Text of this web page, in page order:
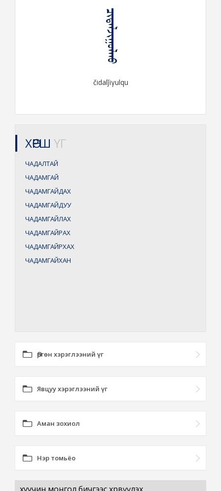
ᠴᠢᠳᠠᠯᠵᠢᠭᠤᠯᠬᠤ
čidalǰiγulqu
ХӨРШ ҮГ
ЧАДАЛТАЙ
ЧАДАМГАЙ
ЧАДАМГАЙДАХ
ЧАДАМГАЙДУУ
ЧАДАМГАЙЛАХ
ЧАДАМГАЙРАХ
ЧАДАМГАЙРХАХ
ЧАДАМГАЙХАН
Өргөн хэрэглээний үг
Явцуу хэрэглээний үг
Аман зохиол
Нэр томьёо